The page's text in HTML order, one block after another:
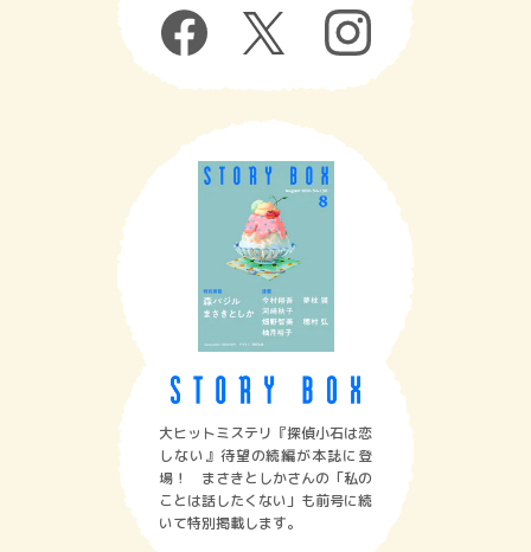
大ヒットミステリ『探偵小石は恋
しない』待望の続編が本誌に登
場！ まさきとしかさんの「私の
ことは話したくない」も前号に続
いて特別掲載します。